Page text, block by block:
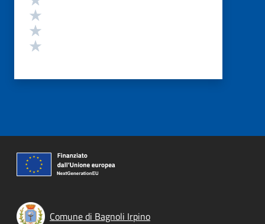
Comune di Bagnoli Irpino